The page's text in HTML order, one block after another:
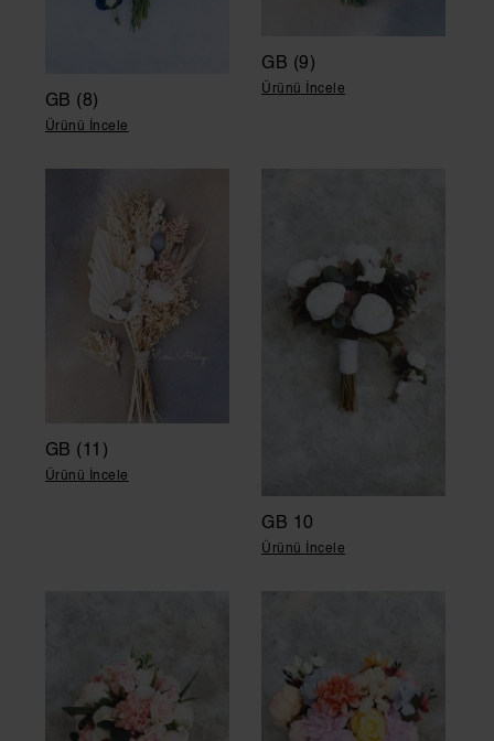
GB (8)
Ürünü İncele
GB (9)
Ürünü İncele
GB (11)
Ürünü İncele
GB 10
Ürünü İncele